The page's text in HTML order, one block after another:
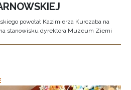
powołał Kazimierza Kurczaba na
stanowisku dyrektora Muzeum Ziemi